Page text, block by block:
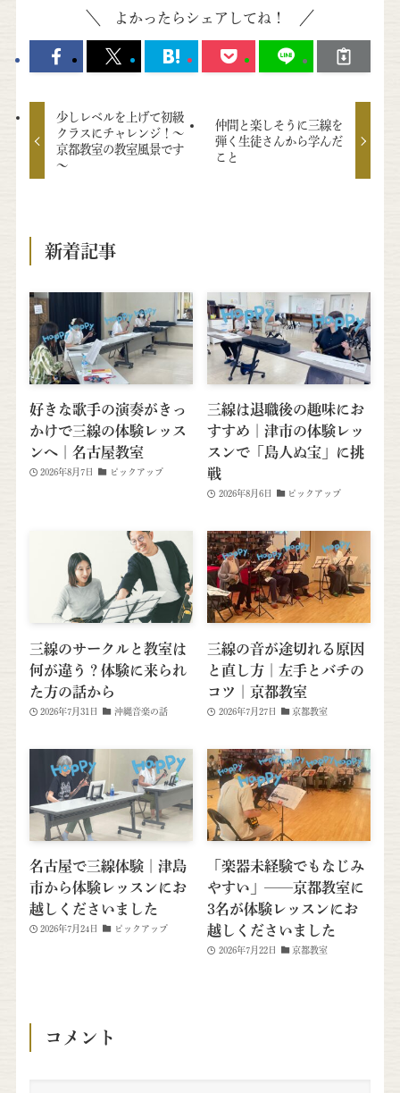
よかったらシェアしてね！
少しレベルを上げて初級
クラスにチャレンジ！～
京都教室の教室風景です
～
仲間と楽しそうに三線を
弾く生徒さんから学んだ
こと
新着記事
好きな歌手の演奏がきっ
かけで三線の体験レッス
ンへ｜名古屋教室
2026年8月7日 ピックアップ
三線は退職後の趣味にお
すすめ｜津市の体験レッ
スンで「島人ぬ宝」に挑
戦
2026年8月6日 ピックアップ
三線のサークルと教室は
何が違う？体験に来られ
た方の話から
2026年7月31日 沖縄音楽の話
三線の音が途切れる原因
と直し方｜左手とバチの
コツ｜京都教室
2026年7月27日 京都教室
名古屋で三線体験｜津島
市から体験レッスンにお
越しくださいました
2026年7月24日 ピックアップ
「楽器未経験でもなじみ
やすい」──京都教室に
3名が体験レッスンにお
越しくださいました
2026年7月22日 京都教室
コメント